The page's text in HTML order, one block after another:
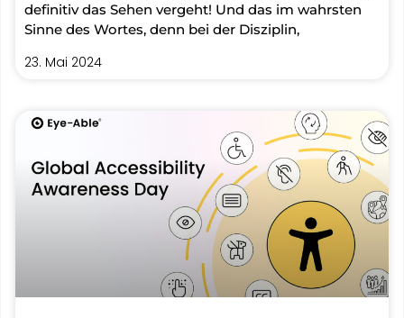
definitiv das Sehen vergeht! Und das im wahrsten
Sinne des Wortes, denn bei der Disziplin,
23. Mai 2024